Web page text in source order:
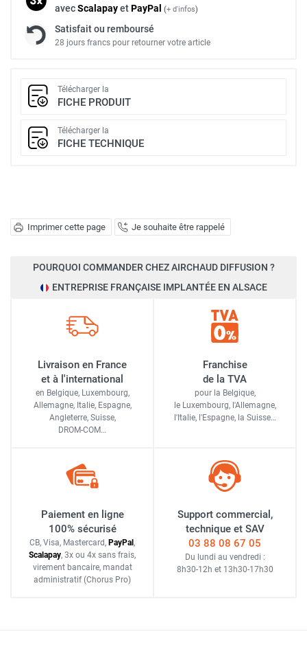
Imprimer cette page Je souhaite être rappelé
avecScalapayetPayPal (+ d'infos)
Satisfait ou remboursé
28 jours francs pour retourner votre article
Télécharger la
FICHE PRODUIT
Télécharger la
FICHE TECHNIQUE
POURQUOI COMMANDER CHEZ AIRCHAUD DIFFUSION ?
ENTREPRISE FRANÇAISE IMPLANTÉE EN ALSACE
Livraison en France
et à l'international
en Belgique, Luxembourg,
Allemagne, Italie, Espagne,
Angleterre, Suisse,
DROM-COM…
Franchise
de la TVA
pour la Belgique,
le Luxembourg, l'Allemagne,
l'Italie, l'Espagne, la Suisse…
Paiement en ligne
100% sécurisé
CB, Visa, Mastercard, PayPal ,
Scalapay, 3x ou 4x sans frais,
virement bancaire, mandat
administratif (Chorus Pro)
Support commercial,
technique et SAV
03 88 08 67 05
Du lundi au vendredi :
8h30-12h et 13h30-17h30